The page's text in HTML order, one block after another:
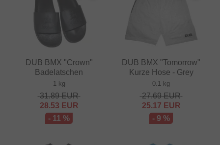
DUB BMX "Crown"
Badelatschen
1 kg
31.89EUR
28.53 EUR
- 11 %
DUB BMX "Tomorrow"
Kurze Hose - Grey
0.1 kg
27.69EUR
25.17 EUR
- 9 %